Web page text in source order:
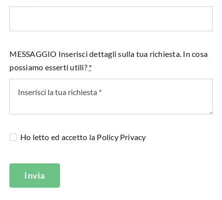
MESSAGGIO Inserisci dettagli sulla tua richiesta. In cosa
possiamo esserti utili? *
Ho letto ed accetto la Policy Privacy
Invia